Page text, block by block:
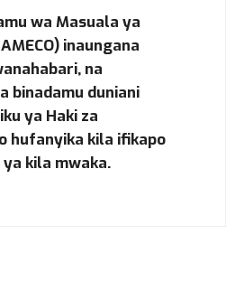
wa Masuala ya
inaungana
na
binadamu duniani
ya Haki za
hufanyika kila ifikapo
kila mwaka.